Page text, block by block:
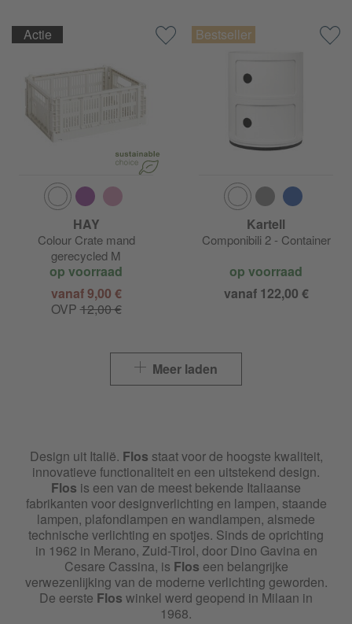
Flos KTribe
Flos Last Order
Flos Luce Cilindrica
Flos Luce Sferica
Flos Nebula
Flos Seki-Han
Flos Snoopy
Flos String Lights
Flos Tab
Flos Taccia
Actie
HAY
Colour Crate mand
gerecycled M
op voorraad
vanaf 9,00 €
OVP12,00 €
Kartell
Componibili 2 - Container
op voorraad
vanaf 122,00 €
Meer laden
Design uit Italië. Flos staat voor de hoogste kwaliteit,
innovatieve functionaliteit en een uitstekend design.
Flos is een van de meest bekende Italiaanse
fabrikanten voor designverlichting en lampen, staande
lampen, plafondlampen en wandlampen, alsmede
technische verlichting en spotjes. Sinds de oprichting
in 1962 in Merano, Zuid-Tirol, door Dino Gavina en
Cesare Cassina, is Flos een belangrijke
verwezenlijking van de moderne verlichting geworden.
De eerste Flos winkel werd geopend in Milaan in
1968.